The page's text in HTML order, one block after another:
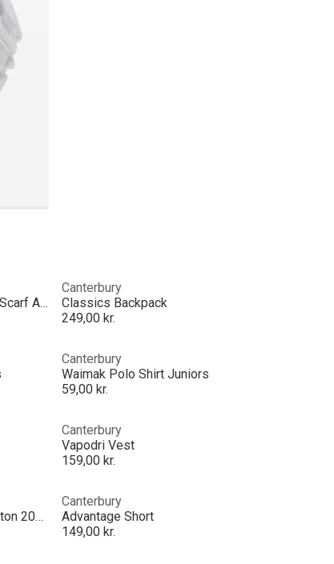
British and Irish Lions 2025 Supporters Scarf Adults
Canterbury
Classics Backpack
249,00 kr.
Canterbury
Waimak Polo Shirt Juniors
59,00 kr.
Canterbury
Vapodri Vest
159,00 kr.
Mens Canterbury Ireland IRFU Team Cotton 2025
Canterbury
Advantage Short
149,00 kr.